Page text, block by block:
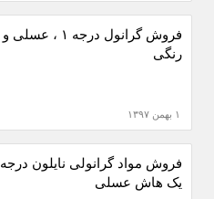
فروش گرانول درجه ۱ ، عسلی و
رنگی
۱ بهمن ۱۳۹۷
فروش مواد گرانولی نایلون درجه
یک هاش عسلی